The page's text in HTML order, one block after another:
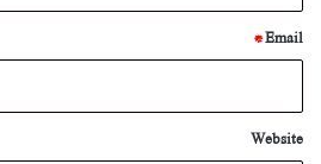
Email
*
Website